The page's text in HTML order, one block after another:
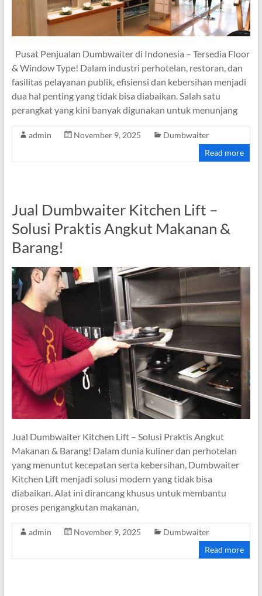
Pusat Penjualan Dumbwaiter di Indonesia – Tersedia Floor
& Window Type! Dalam industri perhotelan, restoran, dan
fasilitas pelayanan publik, efisiensi dan kebersihan menjadi
dua hal penting yang tidak bisa diabaikan. Salah satu
perangkat yang kini banyak digunakan untuk menunjang
admin November 9, 2025
Dumbwaiter
Read more
Jual Dumbwaiter Kitchen Lift –
Solusi Praktis Angkut Makanan &
Barang!
Jual Dumbwaiter Kitchen Lift – Solusi Praktis Angkut
Makanan & Barang! Dalam dunia kuliner dan perhotelan
yang menuntut kecepatan serta kebersihan, Dumbwaiter
Kitchen Lift menjadi solusi modern yang tidak bisa
diabaikan. Alat ini dirancang khusus untuk membantu
proses pengangkutan makanan,
admin November 9, 2025
Dumbwaiter
Read more